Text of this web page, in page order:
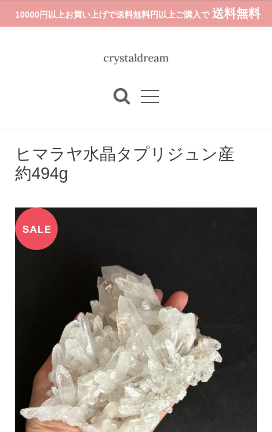
10000円以上お買い上げで送料無料円以上ご購入で 送料無料
ヒマラヤ水晶タプリジュン産
約494g